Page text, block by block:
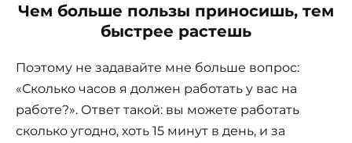
Чем больше пользы приносишь, тем
быстрее растешь
Поэтому не задавайте мне больше вопрос:
«Сколько часов я должен работать у вас на
работе?». Ответ такой: вы можете работать
сколько угодно, хоть 15 минут в день, и за